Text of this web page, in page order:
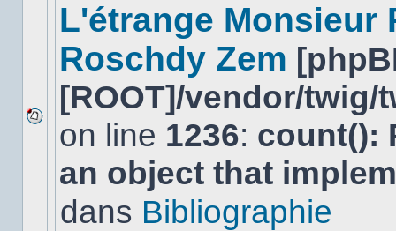
Aucun
nouveau
message
non-
dans
L'étrange Monsieur
Roschdy Zem
[ROOT]/vendor/
on line 1236: count():
an object that
dans Bibliographie